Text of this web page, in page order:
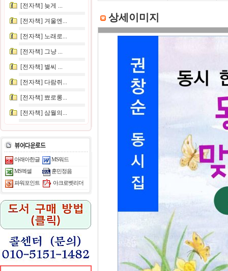
[전자책] 늦게 ...
[전자책] 겨울엔...
[전자책] 노래로...
[전자책] 그냥 ...
[전자책] 별씨 ...
[전자책] 다람쥐...
[전자책] 뾰로롱...
[전자책] 삼월의...
아래아한글 MS워드
MS엑셀 훈민정음
파워포인트 아크로벳리더
상세이미지